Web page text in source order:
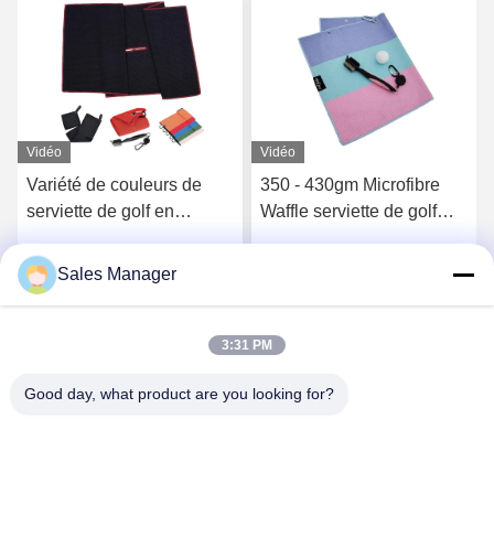
Vidéo
350 - 430gm Microfibre
Waffle serviette de golf
pour le club
Obtenez le meilleur prix
Vidéo
Sublimation refroidissant
la serviette Logo Printed
Sales Manager
3:31 PM
Good day, what product are you looking for?